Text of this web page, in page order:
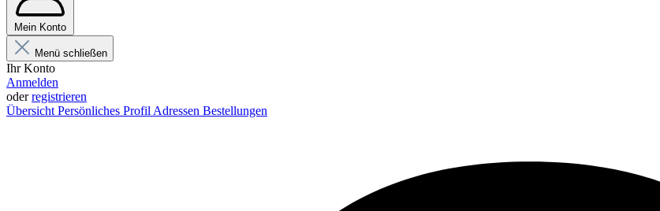
Mein Konto
Menü schließen
Ihr Konto
Anmelden
oderregistrieren
Übersicht Persönliches Profil Adressen Bestellungen